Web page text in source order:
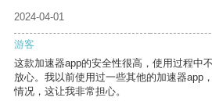
2024-04-01
游客
这款加速器app的安全性很高，使用过程中
放心。我以前使用过一些其他的加速器app
情况，这让我非常担心。